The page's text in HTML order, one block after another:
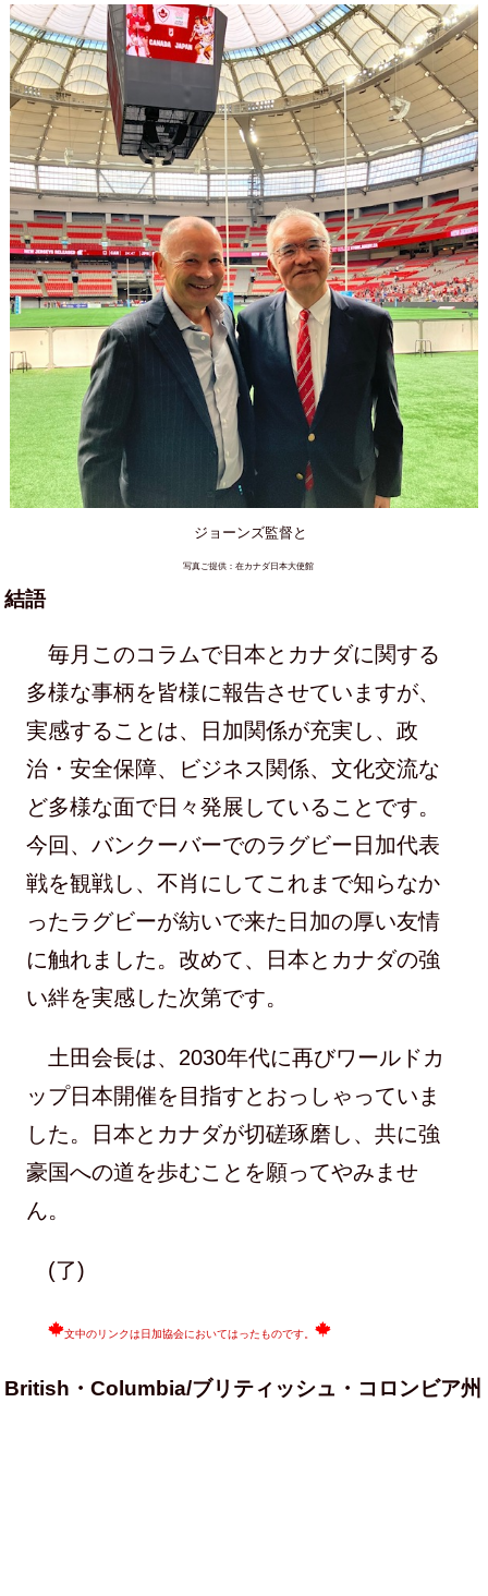
ジョーンズ監督と
写真ご提供：在カナダ日本大使館
結語
毎月このコラムで日本とカナダに関する
多様な事柄を皆様に報告させていますが、
実感することは、日加関係が充実し、政
治・安全保障、ビジネス関係、文化交流な
ど多様な面で日々発展していることです。
今回、バンクーバーでのラグビー日加代表
戦を観戦し、不肖にしてこれまで知らなか
ったラグビーが紡いで来た日加の厚い友情
に触れました。改めて、日本とカナダの強
い絆を実感した次第です。
土田会長は、2030年代に再びワールドカ
ップ日本開催を目指すとおっしゃっていま
した。日本とカナダが切磋琢磨し、共に強
豪国への道を歩むことを願ってやみませ
ん。
(了)
文中のリンクは日加協会においてはったものです。
British・Columbia/ブリティッシュ・コロンビア州